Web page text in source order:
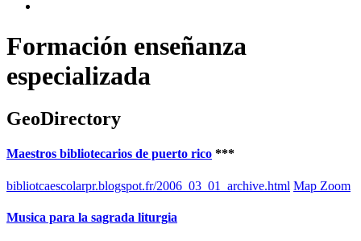
Formación enseñanza
especializada
GeoDirectory
Maestros bibliotecarios de puerto rico ***
bibliotcaescolarpr.blogspot.fr/2006_03_01_archive.html Map Zoom
Musica para la sagrada liturgia